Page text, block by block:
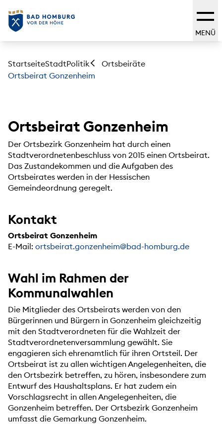
MENÜ
StartseiteStadtPolitik
Ortsbeiräte
Ortsbeirat Gonzenheim
Ortsbeirat Gonzenheim
Der Ortsbezirk Gonzenheim hat durch einen
Stadtverordnetenbeschluss von 2015 einen Ortsbeirat.
Das Zustandekommen und die Aufgaben des
Ortsbeirates werden in der Hessischen
Gemeindeordnung geregelt.
Kontakt
Ortsbeirat Gonzenheim
E-Mail: ortsbeirat.gonzenheim@bad-homburg.de
Wahl im Rahmen der
Kommunalwahlen
Die Mitglieder des Ortsbeirats werden von den
Bürgerinnen und Bürgern in Gonzenheim gleichzeitig
mit den Stadtverordneten für die Wahlzeit der
Stadtverordnetenversammlung gewählt. Sie
engagieren sich ehrenamtlich für ihren Ortsteil. Der
Ortsbeirat ist zu allen wichtigen Angelegenheiten, die
den Ortsbezirk betreffen, zu hören, insbesondere zum
Entwurf des Haushaltsplans. Er hat zudem ein
Vorschlagsrecht in allen Angelegenheiten, die
Gonzenheim betreffen. Der Ortsbezirk Gonzenheim
umfasst die Gemarkung Gonzenheim.